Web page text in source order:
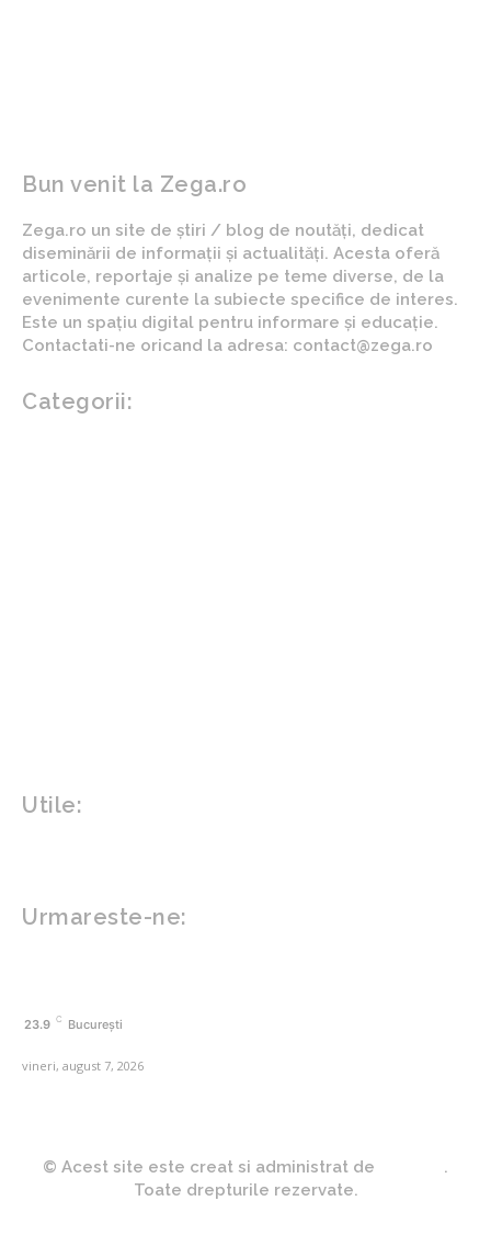
Bun venit la Zega.ro
Zega.ro un site de știri / blog de noutăți, dedicat
diseminării de informații și actualități. Acesta oferă
articole, reportaje și analize pe teme diverse, de la
evenimente curente la subiecte specifice de interes.
Este un spațiu digital pentru informare și educație.
Contactati-ne oricand la adresa: contact@zega.ro
Categorii:
Utile:
Urmareste-ne:
23.9 C București
vineri, august 7, 2026
© Acest site este creat si administrat de
.
Toate drepturile rezervate.